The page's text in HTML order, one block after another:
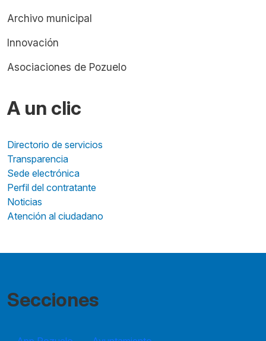
Archivo municipal
Innovación
Asociaciones de Pozuelo
A un clic
Directorio de servicios
Transparencia
Sede electrónica
Perfil del contratante
Noticias
Atención al ciudadano
Secciones